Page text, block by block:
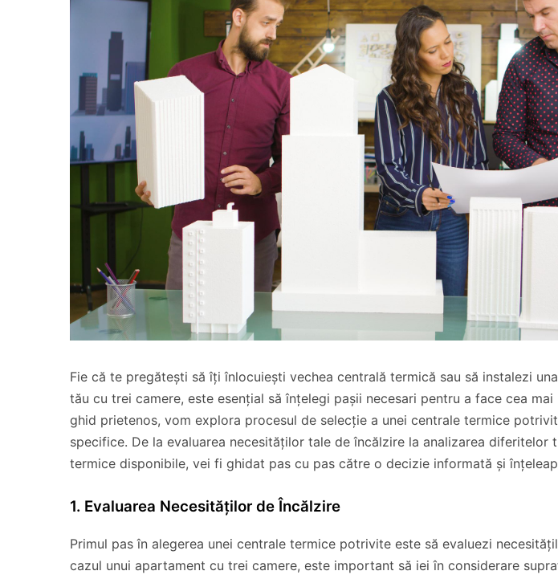
Fie că te pregătești să îți înlocuiești vechea centrală termică sau să instalezi
tău cu trei camere, este esențial să înțelegi pașii necesari pentru a face cea mai
ghid prietenos, vom explora procesul de selecție a unei centrale termice
specifice. De la evaluarea necesităților tale de încălzire la analizarea diferitelor
termice disponibile, vei fi ghidat pas cu pas către o decizie informată și
1. Evaluarea Necesităților de Încălzire
Primul pas în alegerea unei centrale termice potrivite este să evaluezi
cazul unui apartament cu trei camere, este important să iei în considerare